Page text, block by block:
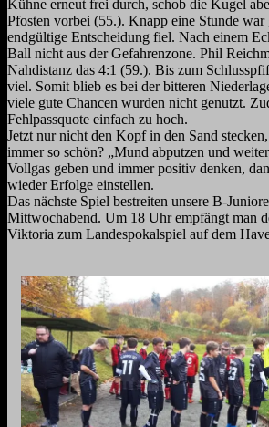
Kühne erneut frei durch, schob die Kugel
Pfosten vorbei (55.). Knapp eine Stunde war
endgültige Entscheidung fiel. Nach einem
Ball nicht aus der Gefahrenzone. Phil
Nahdistanz das 4:1 (59.). Bis zum
viel. Somit blieb es bei der bitteren
viele gute Chancen wurden nicht genutzt.
Fehlpassquote einfach zu hoch.
Jetzt nur nicht den Kopf in den Sand
immer so schön? „Mund abputzen und
Vollgas geben und immer positiv denken,
wieder Erfolge einstellen.
Das nächste Spiel bestreiten unsere B-
Mittwochabend. Um 18 Uhr empfängt man
Viktoria zum Landespokalspiel auf dem